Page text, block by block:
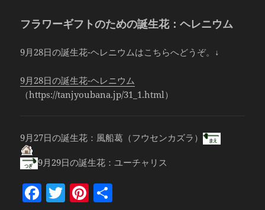
フラワーギフトのための誕生花：ヘレニウム
9月28日の誕生花-ヘレニウムはこちらへどうぞ。↓
9月28日の誕生花-ヘレニウム
（https://tanjyoubana.jp/31_1.html）
9月27日の誕生花：風船葛（フウセンカズラ）
9月29日の誕生花：ユーチャリス
F T Pi